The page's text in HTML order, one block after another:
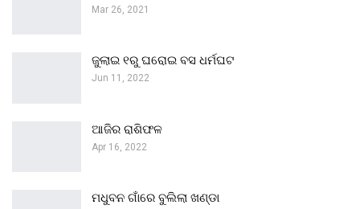
Mar 26, 2021
ଜୁଲାଇ ୧ରୁ ଘରୋଇ ବସ ଧର୍ମଘଟ
Jun 11, 2022
ଆଜିର ରାଶିଫଳ
Apr 16, 2022
ମଧୁବନ ଗାଁରେ ବୁଲିଲା ଖଣ୍ଡା